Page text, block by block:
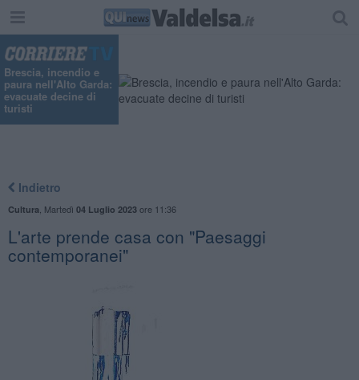
Brescia, incendio e
paura nell'Alto Garda:
evacuate decine di
turisti
Indietro
Cultura Martedì 04 Luglio 2023ore 11:36
L'arte prende casa con "Paesaggi
contemporanei"